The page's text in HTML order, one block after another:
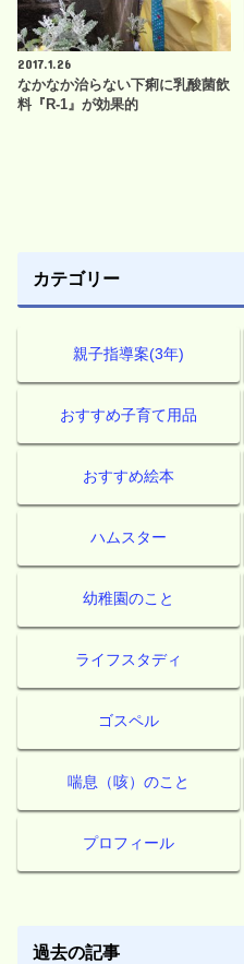
2017.1.26
なかなか治らない下痢に乳酸菌飲
料『R-1』が効果的
カテゴリー
親子指導案(3年)
おすすめ子育て用品
おすすめ絵本
ハムスター
幼稚園のこと
ライフスタディ
ゴスペル
喘息（咳）のこと
プロフィール
過去の記事